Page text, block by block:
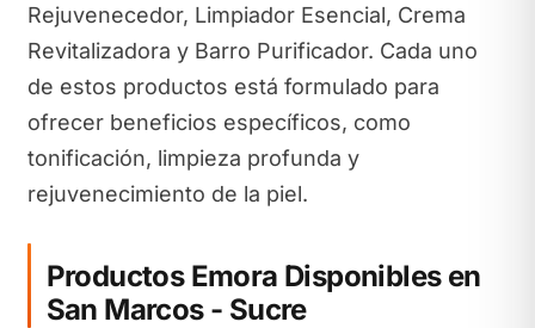
Rejuvenecedor, Limpiador Esencial, Crema
Revitalizadora y Barro Purificador. Cada uno
de estos productos está formulado para
ofrecer beneficios específicos, como
tonificación, limpieza profunda y
rejuvenecimiento de la piel.
Productos Emora Disponibles en
San Marcos - Sucre